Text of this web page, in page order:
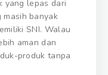
yang lepas dari
masih banyak
SNI. Walau
aman dan
produk tanpa